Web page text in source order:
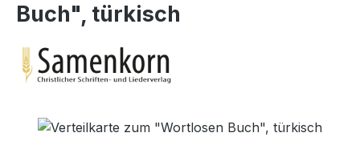
Buch", türkisch
Bildergalerie überspringen